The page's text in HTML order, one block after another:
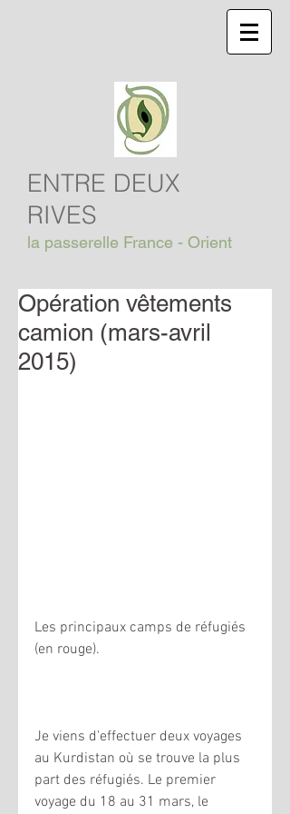
ENTRE DEUX
RIVES
la passerelle France - Orient
Opération vêtements
camion (mars-avril
2015)
Les principaux camps de réfugiés
(en rouge).
Je viens d'effectuer deux voyages
au Kurdistan où se trouve la plus
part des réfugiés. Le premier
voyage du 18 au 31 mars, le